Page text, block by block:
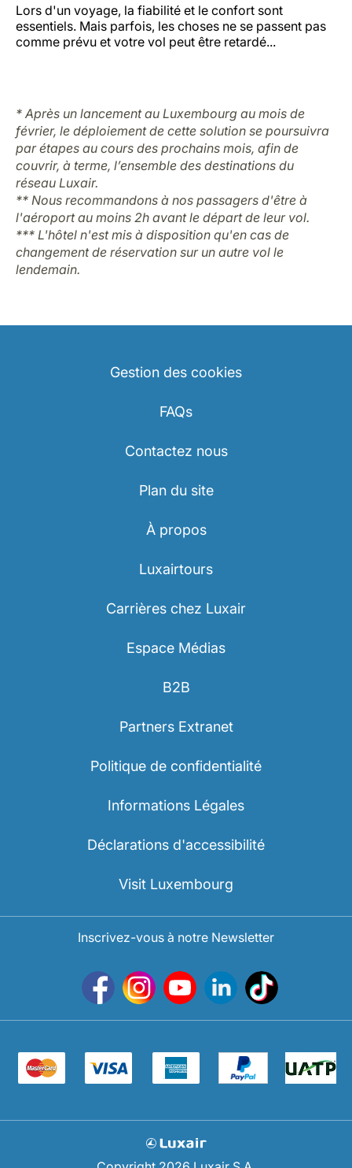
Lors d'un voyage, la fiabilité et le confort sont
essentiels. Mais parfois, les choses ne se passent pas
comme prévu et votre vol peut être retardé...
* Après un lancement au Luxembourg au mois de
février, le déploiement de cette solution se poursuivra
par étapes au cours des prochains mois, afin de
couvrir, à terme, l’ensemble des destinations du
réseau Luxair.
** Nous recommandons à nos passagers d'être à
l'aéroport au moins 2h avant le départ de leur vol.
*** L'hôtel n'est mis à disposition qu'en cas de
changement de réservation sur un autre vol le
lendemain.
Gestion des cookies
FAQs
Contactez nous
Plan du site
À propos
Luxairtours
Carrières chez Luxair
Espace Médias
B2B
Partners Extranet
Politique de confidentialité
Informations Légales
Déclarations d'accessibilité
Visit Luxembourg
Inscrivez-vous à notre Newsletter